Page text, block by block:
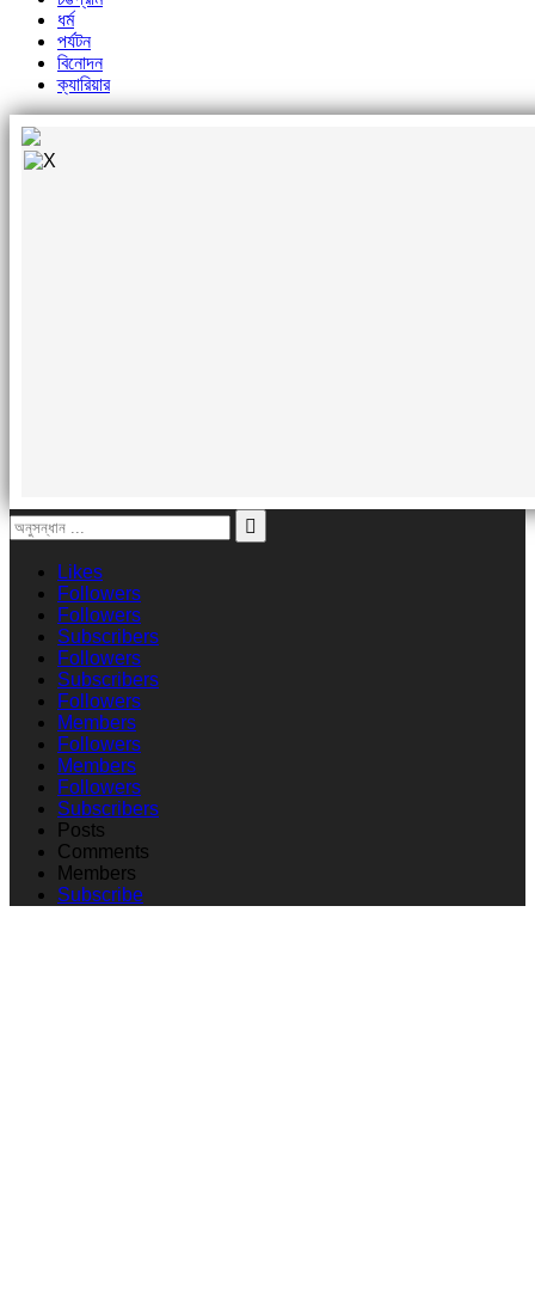
ধর্ম
পর্যটন
বিনোদন
ক্যারিয়ার
Likes
Followers
Followers
Subscribers
Followers
Subscribers
Followers
Members
Followers
Members
Followers
Subscribers
Posts
Comments
Members
Subscribe